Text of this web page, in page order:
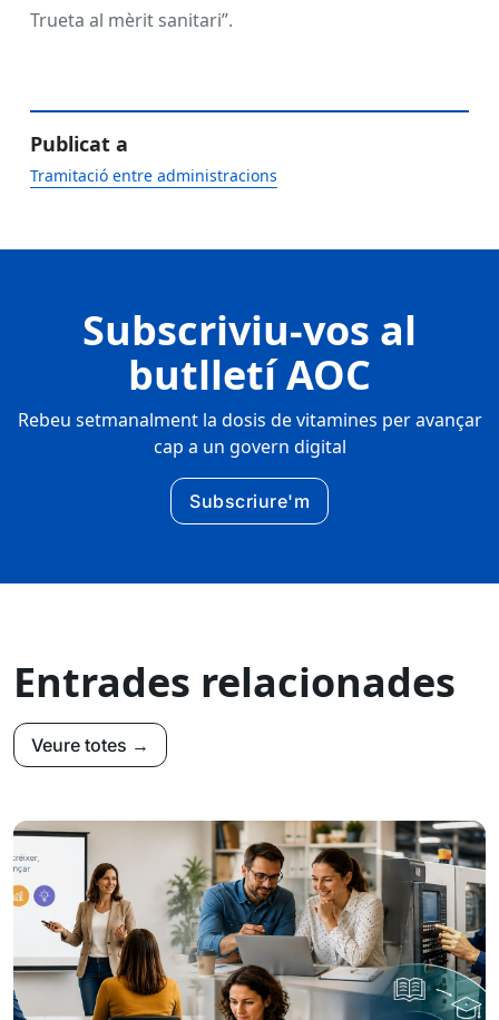
Trueta al mèrit sanitari”.
Publicat a
Tramitació entre administracions
Subscriviu-vos al
butlletí AOC
Rebeu setmanalment la dosis de vitamines per avançar
cap a un govern digital
Subscriure'm
Entrades relacionades
Veure totes →